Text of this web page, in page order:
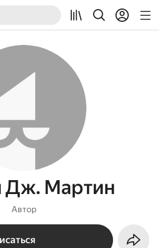
Дж. Мартин
Автор